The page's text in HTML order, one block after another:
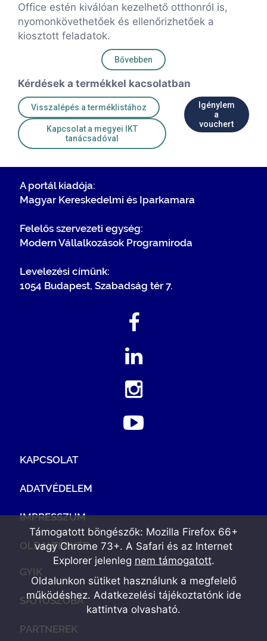
Office estén kiválóan kezelhető otthonról is,
nyomonkövethetőek és ellenőrizhetőek a
kiosztott feladatok.
Bővebben
Kérdések a termékkel kacsolatban
Visszalépés a terméklistához
Kapcsolat a megyei IKT
tanácsadóval
Igénylem
a
vouchert
A portál kiadója:
Magyar Kereskedelmi és Iparkamara
Felelős szervezeti egység:
Modern Vállalkozások Programiroda
Levelezési címünk:
1054 Budapest, Szabadság tér 7.
KAPCSOLAT
ADATVÉDELEM
IMPRESSZUM
OLDALTÉRKÉP
GYIK
SAJTÓSZOBA
PARTNEREK
Támogatott böngészők: Mozilla Firefox 66+
vagy Chrome 73+. A Safari és az Internet
Explorer jelenleg nem támogatott.
Oldalunkon sütiket használunk a megfelelő
működéshez. Adatkezelési tájékoztatónk ide
kattintva olvasható.